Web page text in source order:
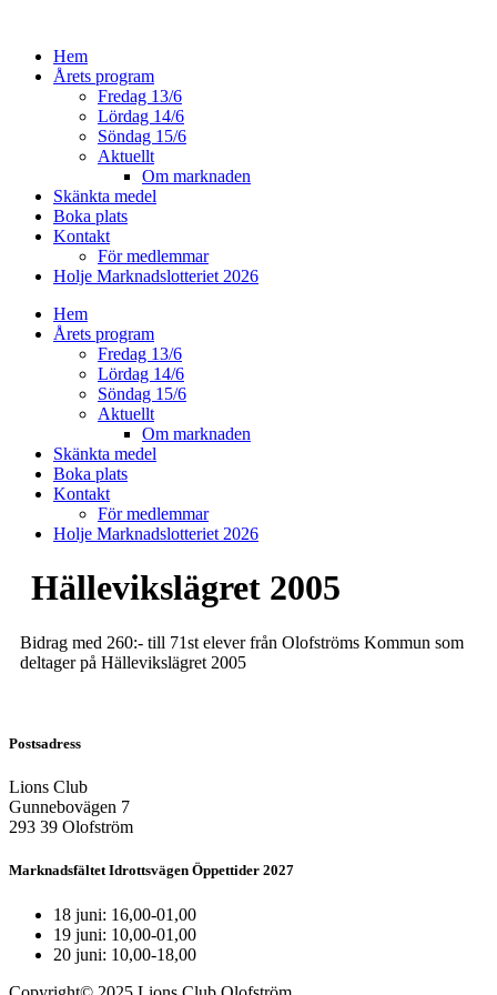
innehållHem
Årets program
Fredag 13/6
Lördag 14/6
Söndag 15/6
Aktuellt
Om marknaden
Skänkta medel
Boka plats
Kontakt
För medlemmar
Holje Marknadslotteriet 2026
Hem
Årets program
Fredag 13/6
Lördag 14/6
Söndag 15/6
Aktuellt
Om marknaden
Skänkta medel
Boka plats
Kontakt
För medlemmar
Holje Marknadslotteriet 2026
Hällevikslägret 2005
Bidrag med 260:- till 71st elever från Olofströms Kommun som
deltager på Hällevikslägret 2005
Postsadress
Lions Club
Gunnebovägen 7
293 39 Olofström
Marknadsfältet Idrottsvägen Öppettider 2027
18 juni: 16,00-01,00
19 juni: 10,00-01,00
20 juni: 10,00-18,00